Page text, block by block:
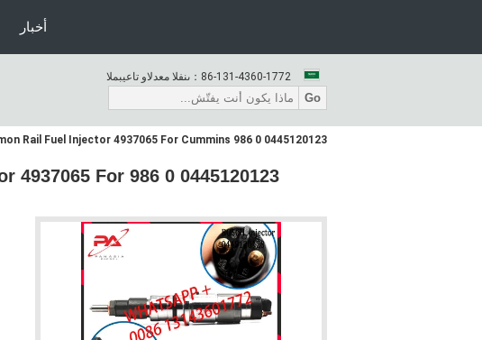
أخبار
المبيعات والدعم الفنى： 86-131-4360-1772
Go
0445120123 0 986 AD1 048 Diesel Common Rail Fuel Injector 4937065 For Cummins
4937065 For